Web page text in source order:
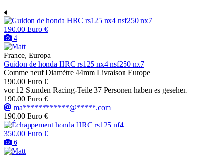
190.00 Euro €
4
France, Europa
Guidon de honda HRC rs125 nx4 nsf250 nx7
Comme neuf Diamètre 44mm Livraison Europe
190.00 Euro €
vor 12 Stunden Racing-Teile 37 Personen haben es gesehen
190.00 Euro €
ma************@*****.com
190.00 Euro €
350.00 Euro €
6